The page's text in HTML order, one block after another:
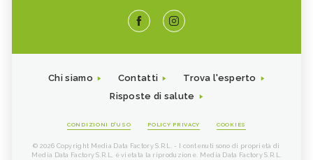
Chi siamo Contatti
Trova l'esperto
Risposte di salute
CONDIZIONI D'USO POLICY PRIVACY COOKIES
© 2026 Copyright Media Data Factory S.R.L. - I contenuti sono di proprietà di
Media Data Factory S.R.L, è vietata la riproduzione. Media Data Factory S.R.L.